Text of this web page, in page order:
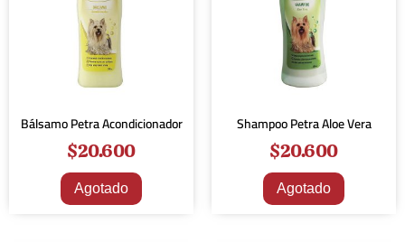
Bálsamo Petra Acondicionador
$20.600
Agotado
Shampoo Petra Aloe Vera
$20.600
Agotado